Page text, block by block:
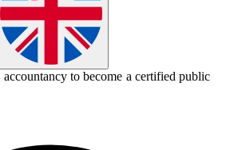
accountancy to become a certified public